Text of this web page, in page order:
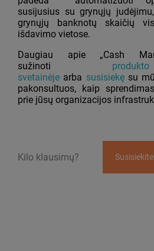
susijusius su grynųjų
grynųjų banknotų skaičių
išdavimo vietose.
Daugiau apie „Cash
sužinoti
svetainėje arba susisiekęsu
pakonsultuos, kaip
prie jūsų organizacijos
Kilo klausimų?